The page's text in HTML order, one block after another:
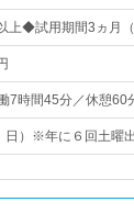
上◆試用期間3ヵ月（
7時間45分／休憩60
日）※年に６回土曜